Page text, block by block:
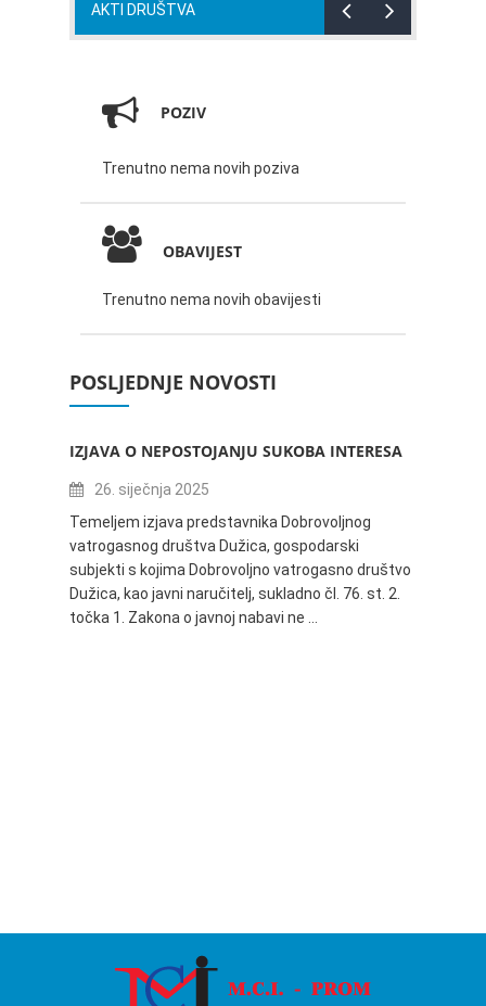
AKTI DRUŠTVA
POZIV
Trenutno nema novih poziva
OBAVIJEST
Trenutno nema novih obavijesti
POSLJEDNJE NOVOSTI
IZJAVA O NEPOSTOJANJU SUKOBA INTERESA
26. siječnja 2025
Temeljem izjava predstavnika Dobrovoljnog
vatrogasnog društva Dužica, gospodarski
subjekti s kojima Dobrovoljno vatrogasno društvo
Dužica, kao javni naručitelj, sukladno čl. 76. st. 2.
točka 1. Zakona o javnoj nabavi ne …